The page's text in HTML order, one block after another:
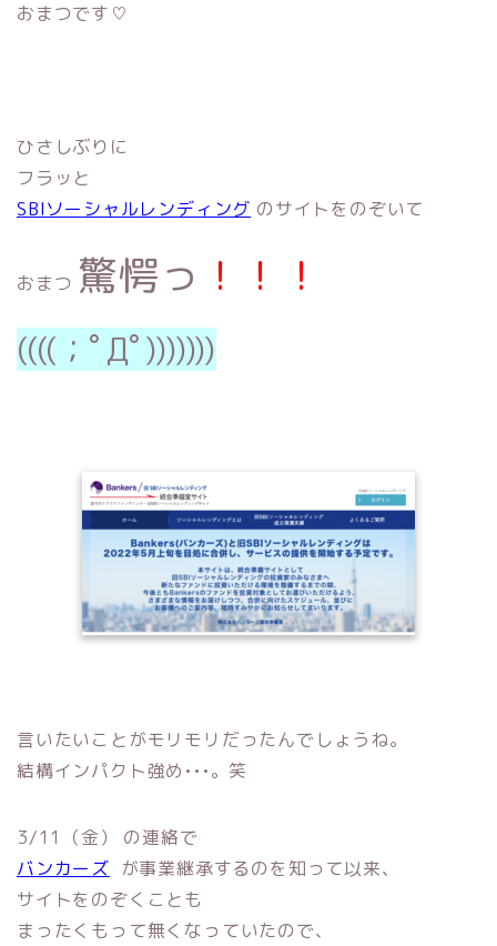
おまつです♡
ひさしぶりに
フラッと
SBIソーシャルレンディング のサイトをのぞいて
おまつ 驚愕っ ！！！
((((；ﾟДﾟ)))))))
言いたいことがモリモリだったんでしょうね。
結構インパクト強め•••。笑
3/11（金） の連絡で
バンカーズ が事業継承するのを知って以来、
サイトをのぞくことも
まったくもって無くなっていたので、